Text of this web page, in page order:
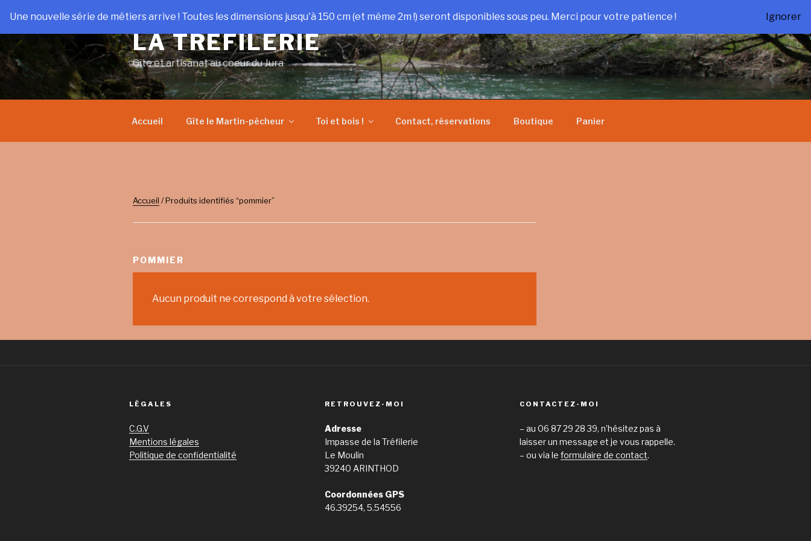
contenu
principal
LA TRÉFILERIE
Gîte et artisanat au coeur du Jura
Accueil Gîte le Martin-pêcheur Toi et bois ! Contact, réservations Boutique Panier
Accueil / Produits identifiés “pommier”
POMMIER
Aucun produit ne correspond à votre sélection.
LÉGALES
C.G.V
Mentions légales
Politique de confidentialité
RETROUVEZ-MOI
Adresse
Impasse de la Tréfilerie
Le Moulin
39240 ARINTHOD
Coordonnées GPS
46.39254, 5.54556
CONTACTEZ-MOI
– au 06 87 29 28 39, n’hésitez pas à
laisser un message et je vous rappelle.
– ou via leformulaire de contact.
Une nouvelle série de métiers arrive ! Toutes les dimensions jusqu'à 150 cm (et même 2m !) seront disponibles sous peu. Merci pour votre patience ! Ignorer